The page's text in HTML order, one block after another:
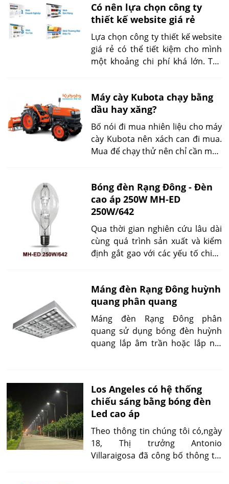
có câu trả lời chính xác cho điều
bạn quan tâm qua bài viết này
nhé!
Có nên lựa chọn công ty
thiết kế website giá rẻ
Lựa chọn công ty thiết kế website
giá rẻ có thể tiết kiệm cho mình
một khoảng chi phí khá lớn. Tuy
Là một câu hỏi chung của nhiều
người?
Máy cày Kubota chạy bằng
dầu hay xăng?
Bố nói đi mua nhiên liệu cho máy
cày Kubota nên xách can đi mua.
Mua để chạy thử nên chỉ cần mua
Thực tế thì tôi cũng không biết
máy cày Kubota chạy bằng dầu
hay xăng.
Bóng đèn Rạng Đông - Đèn
cao áp 250W MH-ED
250W/642
Qua thời gian nghiên cứu lâu dài
cùng quá trình sản xuất và kiểm
định gắt gao với các yếu tố chiếu
250W/642 Metal Halide cuối cùng
đã được ra mắt với người tiêu
dùng.
Máng đèn Rạng Đông huỳnh
quang phân quang
Máng đèn Rạng Đông phân
quang sử dụng bóng đèn huỳnh
quang lắp âm trần hoặc lắp nổi
Los Angeles có hệ thống
chiếu sáng bằng bóng đèn
Led cao áp
Theo thông tin chúng tôi có,ngày
18, Thị trưởng Antonio
Villaraigosa đã công bố thông tin